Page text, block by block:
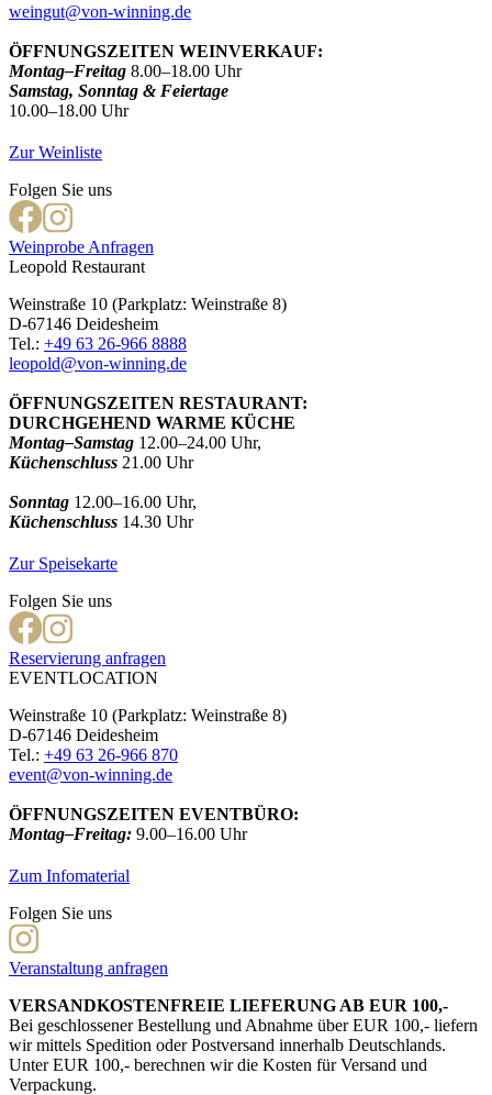
weingut@von-winning.de
ÖFFNUNGSZEITEN WEINVERKAUF:
Montag–Freitag 8.00–18.00 Uhr
Samstag, Sonntag & Feiertage
10.00–18.00 Uhr
Zur Weinliste
Folgen Sie uns
Weinprobe Anfragen
Leopold Restaurant
Weinstraße 10 (Parkplatz: Weinstraße 8)
D-67146 Deidesheim
Tel.: +49 63 26-966 8888
leopold@von-winning.de
ÖFFNUNGSZEITEN RESTAURANT:
DURCHGEHEND WARME KÜCHE
Montag–Samstag 12.00–24.00 Uhr,
Küchenschluss 21.00 Uhr
Sonntag 12.00–16.00 Uhr,
Küchenschluss 14.30 Uhr
Zur Speisekarte
Folgen Sie uns
Reservierung anfragen
EVENTLOCATION
Weinstraße 10 (Parkplatz: Weinstraße 8)
D-67146 Deidesheim
Tel.: +49 63 26-966 870
event@von-winning.de
ÖFFNUNGSZEITEN EVENTBÜRO:
Montag–Freitag: 9.00–16.00 Uhr
Zum Infomaterial
Folgen Sie uns
Veranstaltung anfragen
VERSANDKOSTENFREIE LIEFERUNG AB EUR 100,-
Bei geschlossener Bestellung und Abnahme über EUR 100,- liefern
wir mittels Spedition oder Postversand innerhalb Deutschlands.
Unter EUR 100,- berechnen wir die Kosten für Versand und
Verpackung.